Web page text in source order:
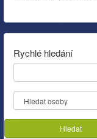
Rychlé hledání
Hledat